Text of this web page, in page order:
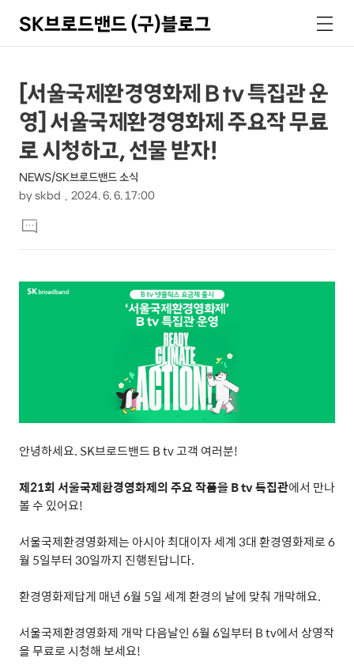
SK브로드밴드 (구)블로그
색
메
뉴
상
세
컨
텐
츠
본
문
제
목
[서울국제환경영화제 B tv 특집관 운
영] 서울국제환경영화제 주요작 무료
로 시청하고, 선물 받자!
NEWS/SK브로드밴드 소식
by skbd 2024. 6. 6. 17:00
문
댓
글
안녕하세요. SK브로드밴드 B tv고객 여러분!
제21회 서울국제환경영화제의 주요 작품을B tv특집관에서 만나
볼 수 있어요!
서울국제환경영화제는 아시아 최대이자 세계3대 환경영화제로6
월 5일부터 30일까지 진행된답니다.
환경영화제답게 매년 6월 5일 세계 환경의 날에 맞춰 개막해요.
서울국제환경영화제 개막 다음날인 6월 6일부터 B tv에서 상영작
을 무료로 시청해 보세요!